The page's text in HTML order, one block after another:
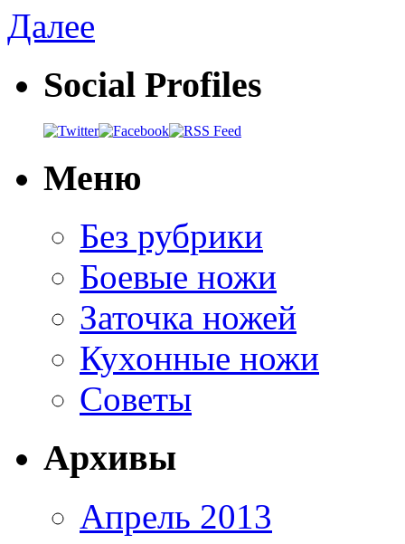
Далее
Social Profiles
Меню
Без рубрики
Боевые ножи
Заточка ножей
Кухонные ножи
Советы
Архивы
Апрель 2013